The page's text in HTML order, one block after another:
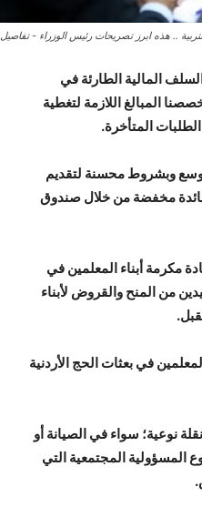
التربية .. هذه ابرز تصريحات رئيس الوزراء - تفاصيل
المالية الطارئة في
المبالغ اللازمة لتغطية
المتأخرة.
وبشروط محسنة لتقديم
مخفضة من خلال صندوق
مكرمة أبناء المعلمين في
من المنح والقروض لأبناء
في بعثات الحج الأردنية
نوعية؛ سواء في الصيانة أو
المسؤولية المجتمعية التي